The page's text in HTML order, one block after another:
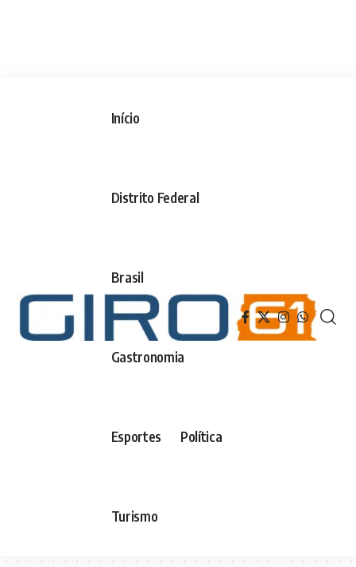
Início
Distrito Federal
Brasil
Gastronomia
Esportes Política
Turismo